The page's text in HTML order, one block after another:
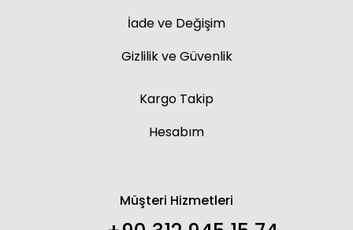
İade ve Değişim
Gizlilik ve Güvenlik
Kargo Takip
Hesabım
Müşteri Hizmetleri